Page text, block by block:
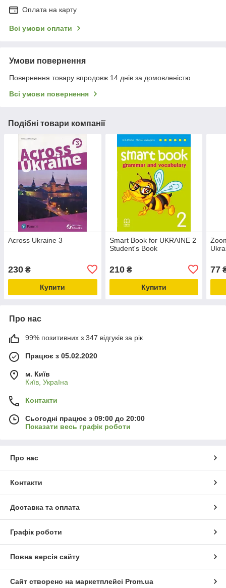
Оплата на карту
Всі умови оплати
Умови повернення
Повернення товару впродовж 14 днів за домовленістю
Всі умови повернення
Подібні товари компанії
Across Ukraine 3
230 ₴
Купити
Smart Book for UKRAINE 2
Student's Book
210₴
Купити
77
Про нас
99% позитивних з 347 відгуків за рік
Працює з 05.02.2020
м. Київ
Київ, Україна
Контакти
Сьогодні працює з 09:00 до 20:00
Показати весь графік роботи
Про нас
Контакти
Доставка та оплата
Графік роботи
Повна версія сайту
Сайт створено на маркетплейсі Prom.ua